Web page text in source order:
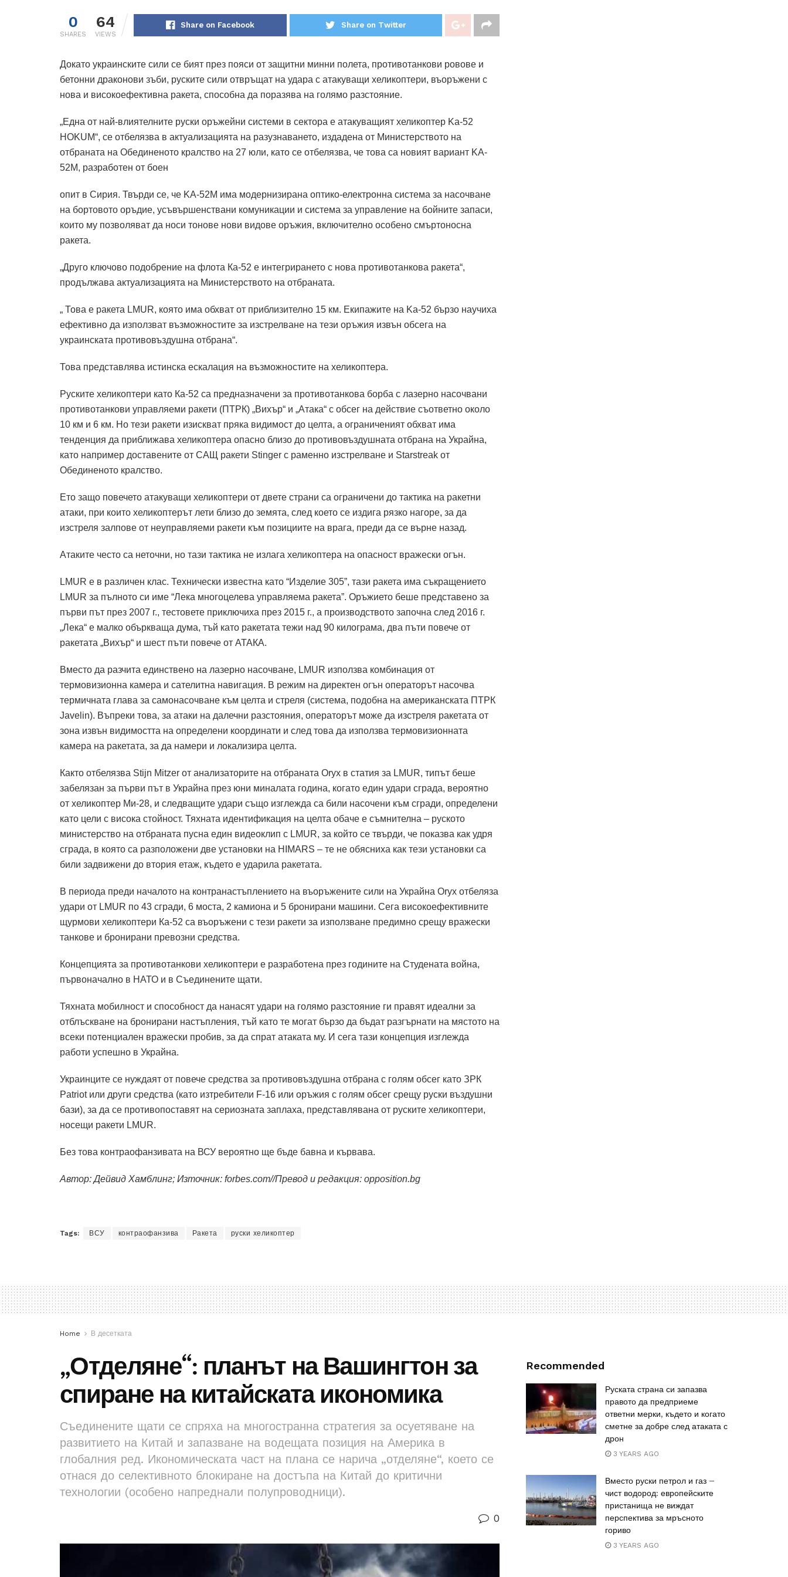
0
SHARES
64
VIEWS
Share on Facebook Share on Twitter
Докато украинските сили се бият през пояси от защитни минни полета, противотанкови ровове и
бетонни драконови зъби, руските сили отвръщат на удара с атакуващи хеликоптери, въоръжени с
нова и високоефективна ракета, способна да поразява на голямо разстояние.
„Една от най-влиятелните руски оръжейни системи в сектора е атакуващият хеликоптер Ka-52
HOKUM“, се отбелязва в актуализацията на разузнаването, издадена от Министерството на
отбраната на Обединеното кралство на 27 юли, като се отбелязва, че това са новият вариант KA-
52M, разработен от боен
опит в Сирия. Твърди се, че KA-52M има модернизирана оптико-електронна система за насочване
на бортовото оръдие, усъвършенствани комуникации и система за управление на бойните запаси,
които му позволяват да носи тонове нови видове оръжия, включително особено смъртоносна
ракета.
„Друго ключово подобрение на флота Ка-52 е интегрирането с нова противотанкова ракета“,
продължава актуализацията на Министерството на отбраната.
„ Това е ракета LMUR, която има обхват от приблизително 15 км. Екипажите на Ka-52 бързо научиха
ефективно да използват възможностите за изстрелване на тези оръжия извън обсега на
украинската противовъздушна отбрана“.
Това представлява истинска ескалация на възможностите на хеликоптера.
Руските хеликоптери като Ка-52 са предназначени за противотанкова борба с лазерно насочвани
противотанкови управляеми ракети (ПТРК) „Вихър“ и „Атака“ с обсег на действие съответно около
10 км и 6 км. Но тези ракети изискват пряка видимост до целта, а ограниченият обхват има
тенденция да приближава хеликоптера опасно близо до противовъздушната отбрана на Украйна,
като например доставените от САЩ ракети Stinger с раменно изстрелване и Starstreak от
Обединеното кралство.
Ето защо повечето атакуващи хеликоптери от двете страни са ограничени до тактика на ракетни
атаки, при които хеликоптерът лети близо до земята, след което се издига рязко нагоре, за да
изстреля залпове от неуправляеми ракети към позициите на врага, преди да се върне назад.
Атаките често са неточни, но тази тактика не излага хеликоптера на опасност вражески огън.
LMUR е в различен клас. Технически известна като “Изделие 305”, тази ракета има съкращението
LMUR за пълното си име “Лека многоцелева управляема ракета”. Оръжието беше представено за
първи път през 2007 г., тестовете приключиха през 2015 г., а производството започна след 2016 г.
„Лека“ е малко объркваща дума, тъй като ракетата тежи над 90 килограма, два пъти повече от
ракетата „Вихър“ и шест пъти повече от АТАКА.
Вместо да разчита единствено на лазерно насочване, LMUR използва комбинация от
термовизионна камера и сателитна навигация. В режим на директен огън операторът насочва
термичната глава за самонасочване към целта и стреля (система, подобна на американската ПТРК
Javelin). Въпреки това, за атаки на далечни разстояния, операторът може да изстреля ракетата от
зона извън видимостта на определени координати и след това да използва термовизионната
камера на ракетата, за да намери и локализира целта.
Както отбелязва Stijn Mitzer от анализаторите на отбраната Oryx в статия за LMUR, типът беше
забелязан за първи път в Украйна през юни миналата година, когато един удари сграда, вероятно
от хеликоптер Ми-28, и следващите удари също изглежда са били насочени към сгради, определени
като цели с висока стойност. Тяхната идентификация на целта обаче е съмнителна – руското
министерство на отбраната пусна един видеоклип с LMUR, за който се твърди, че показва как удря
сграда, в която са разположени две установки на HIMARS – те не обясниха как тези установки са
били задвижени до втория етаж, където е ударила ракетата.
В периода преди началото на контранастъплението на въоръжените сили на Украйна Oryx отбеляза
удари от LMUR по 43 сгради, 6 моста, 2 камиона и 5 бронирани машини. Сега високоефективните
щурмови хеликоптери Ка-52 са въоръжени с тези ракети за използване предимно срещу вражески
танкове и бронирани превозни средства.
Концепцията за противотанкови хеликоптери е разработена през годините на Студената война,
първоначално в НАТО и в Съединените щати.
Тяхната мобилност и способност да нанасят удари на голямо разстояние ги правят идеални за
отблъскване на бронирани настъпления, тъй като те могат бързо да бъдат разгърнати на мястото на
всеки потенциален вражески пробив, за да спрат атаката му. И сега тази концепция изглежда
работи успешно в Украйна.
Украинците се нуждаят от повече средства за противовъздушна отбрана с голям обсег като ЗРК
Patriot или други средства (като изтребители F-16 или оръжия с голям обсег срещу руски въздушни
бази), за да се противопоставят на сериозната заплаха, представлявана от руските хеликоптери,
носещи ракети LMUR.
Без това контраофанзивата на ВСУ вероятно ще бъде бавна и кървава.
Автор: Дейвид Хамблинг; Източник: forbes.com//Превод и редакция: opposition.bg
Tags: ВСУ контраофанзива Ракета руски хеликоптер
Home В десетката
„Отделяне“: планът на Вашингтон за
спиране на китайската икономика
Съединените щати се спряха на многостранна стратегия за осуетяване на
развитието на Китай и запазване на водещата позиция на Америка в
глобалния ред. Икономическата част на плана се нарича „отделяне“, което се
отнася до селективното блокиране на достъпа на Китай до критични
технологии (особено напреднали полупроводници).
0
Recommended
Руската страна си запазва
правото да предприеме
ответни мерки, където и когато
сметне за добре след атаката с
дрон
3 YEARS AGO
Вместо руски петрол и газ –
чист водород: европейските
пристанища не виждат
перспектива за мръсното
гориво
3 YEARS AGO